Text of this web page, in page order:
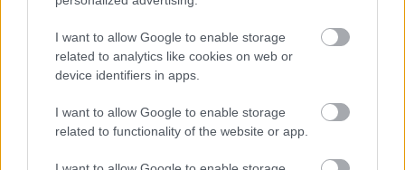
I want to allow Google to enable storage
related to analytics like cookies on web or
device identifiers in apps.
I want to allow Google to enable storage
related to functionality of the website or app.
2015. április 04.
küzdhetünk meg vele, hogyan éljünk boldogabb
életet. Mivel már kiderült nálam, hogy életem végéig
gyógyszereket kell szednem, amit végül is sikerült